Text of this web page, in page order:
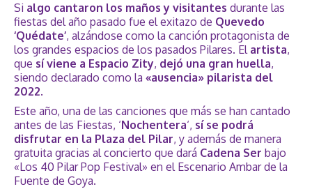
Si algo cantaron los maños y visitantes durante las
fiestas del año pasado fue el exitazo de Quevedo
‘Quédate’, alzándose como la canción protagonista de
los grandes espacios de los pasados Pilares. El artista,
que sí viene a Espacio Zity, dejó una gran huella,
siendo declarado como la «ausencia» pilarista del
2022.
Este año, una de las canciones que más se han cantado
antes de las Fiestas, ‘Nochentera‘, sí se podrá
disfrutar en la Plaza del Pilar, y además de manera
gratuita gracias al concierto que dará Cadena Ser bajo
«Los 40 Pilar Pop Festival» en el Escenario Ambar de la
Fuente de Goya.